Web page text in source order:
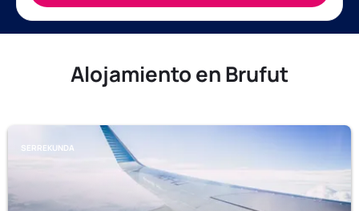
Alojamiento en Brufut
SERREKUNDA